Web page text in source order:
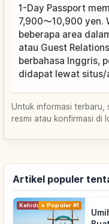
1-Day Passport
7,900〜10,900
beberapa area
atau Guest
berbahasa Inggris,
didapat lewat situs/
Untuk informasi terbaru,
resmi atau konfirmasi di
Artikel populer
KehidupanPopuler #1